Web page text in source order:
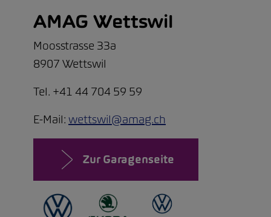
AMAG Wettswil
Moosstrasse 33a
8907 Wettswil
Tel. +41 44 704 59 59
E-Mail: wettswil@amag.ch
Zur Garagenseite